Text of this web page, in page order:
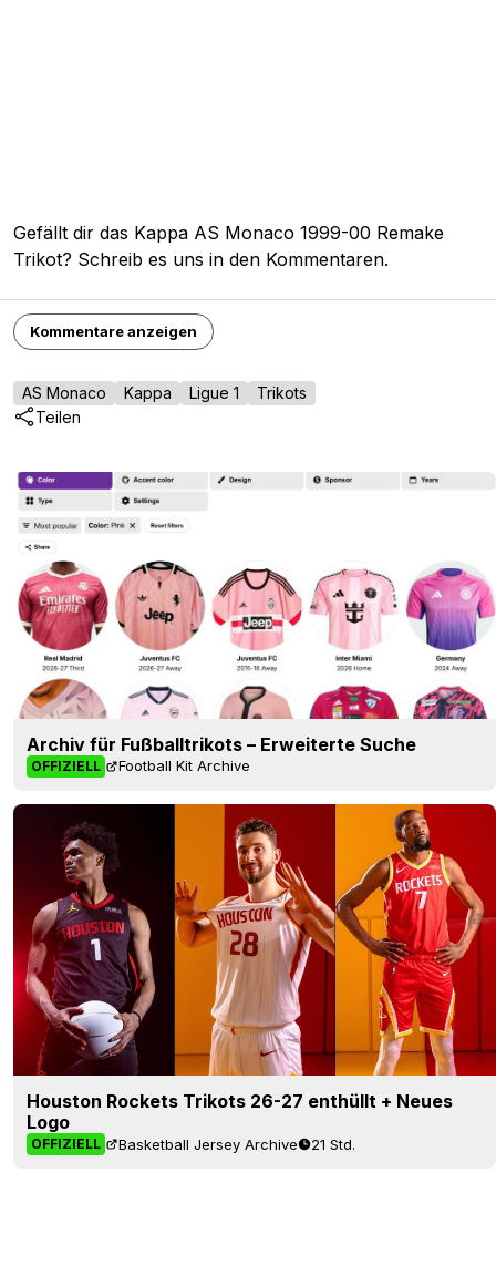
Gefällt dir das Kappa AS Monaco 1999-00 Remake
Trikot? Schreib es uns in den Kommentaren.
Kommentare anzeigen
AS Monaco Kappa Ligue 1
Trikots
Teilen
Archiv für Fußballtrikots – Erweiterte Suche
OFFIZIELL Football Kit Archive
Houston Rockets Trikots 26-27 enthüllt + Neues
Logo
OFFIZIELL Basketball Jersey Archive 21 Std.